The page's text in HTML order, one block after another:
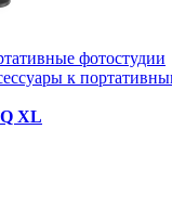
фотостудии
к
XL